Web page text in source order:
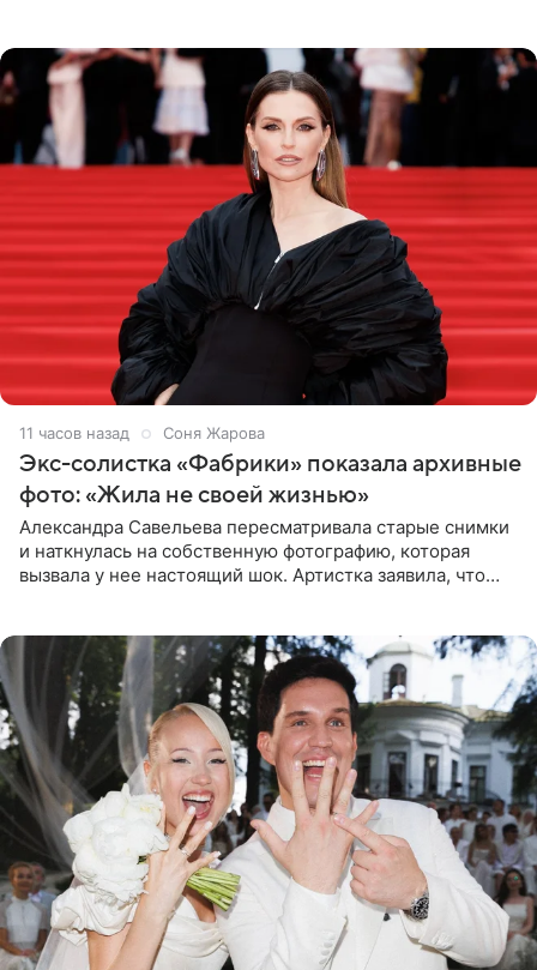
11 часов назад Соня Жарова
Экс-солистка «Фабрики» показала архивные
фото: «Жила не своей жизнью»
Александра Савельева пересматривала старые снимки
и наткнулась на собственную фотографию, которая
вызвала у нее настоящий шок. Артистка заявила, что